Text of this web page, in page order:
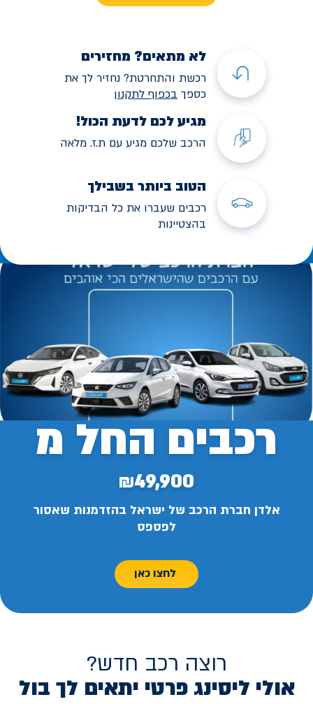
לא מתאים? מחזירים
רכשת והתחרטת? נחזיר לך את
כספך בכפוף לתקנון
מגיע לכם לדעת הכול!
הרכב שלכם מגיע עם ת.ז. מלאה
הטוב ביותר בשבילך
רכבים שעברו את כל הבדיקות
בהצטיינות
רכבים החל מ
₪49,900
אלדן חברת הרכב של ישראל בהזדמנות שאסור
לפספס
לחצו כאן
רוצה רכב חדש?
אולי ליסינג פרטי יתאים לך בול